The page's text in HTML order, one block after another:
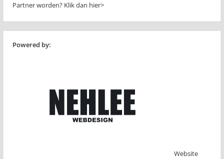
Partner worden? Klik dan hier>
Powered by:
Website